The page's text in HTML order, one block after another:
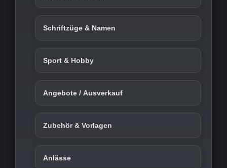
Schriftzüge & Namen
Sport & Hobby
Angebote / Ausverkauf
Zubehör & Vorlagen
Anlässe